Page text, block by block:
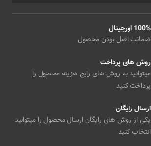
100% اورجینال
ضمانت اصل بودن محصول
روش های پرداخت
میتوانید به روش های رایج هزینه محصول را
پرداخت کنید
ارسال رایگان
یکی از روش های رایگان ارسال محصول را میتوانید
انتخاب کنید